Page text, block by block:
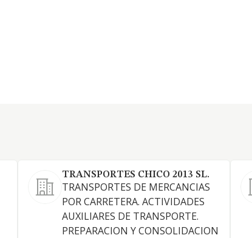
TRANSPORTES CHICO 2013 SL.
TRANSPORTES DE MERCANCIAS
POR CARRETERA. ACTIVIDADES
AUXILIARES DE TRANSPORTE.
PREPARACION Y CONSOLIDACION